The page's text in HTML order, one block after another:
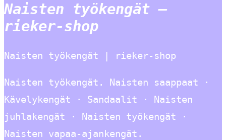
Naisten työkengät –
rieker-shop
Naisten työkengät | rieker-shop
Naisten työkengät. Naisten saappaat ·
Kävelykengät · Sandaalit · Naisten
juhlakengät · Naisten työkengät ·
Naisten vapaa-ajankengät.